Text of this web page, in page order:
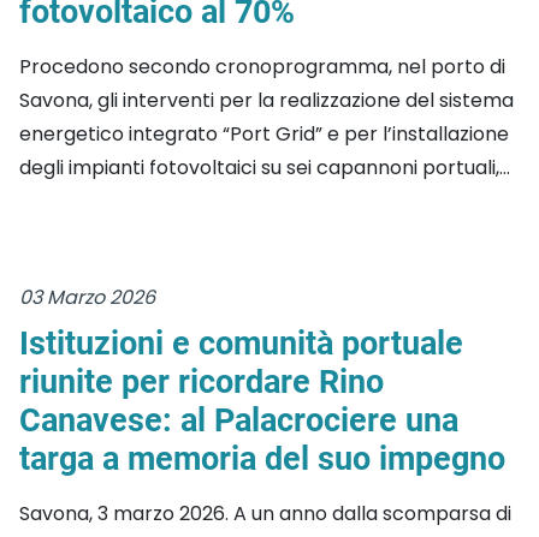
fotovoltaico al 70%
Procedono secondo cronoprogramma, nel porto di
Savona, gli interventi per la realizzazione del sistema
energetico integrato “Port Grid” e per l’installazione
degli impianti fotovoltaici su sei capannoni portuali,...
03 Marzo 2026
Istituzioni e comunità portuale
riunite per ricordare Rino
Canavese: al Palacrociere una
targa a memoria del suo impegno
Savona, 3 marzo 2026. A un anno dalla scomparsa di